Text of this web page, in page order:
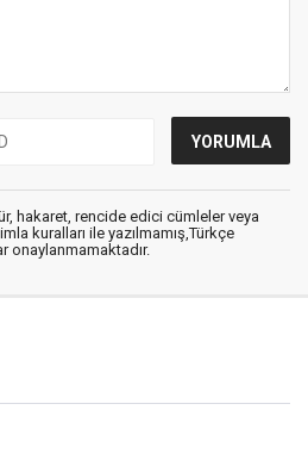
hakaret, rencide edici cümleler veya
kuralları ile yazılmamış,Türkçe
onaylanmamaktadır.